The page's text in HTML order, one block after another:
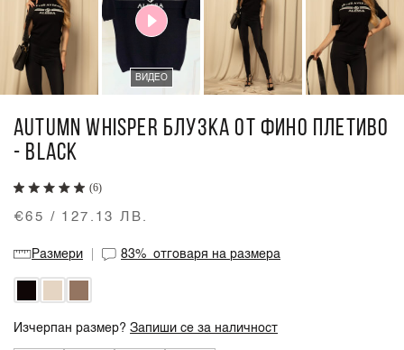
ВИДЕО
AUTUMN WHISPER БЛУЗКА ОТ ФИНО ПЛЕТИВО
- BLACK
(6)
€65 / 127.13 ЛВ.
Размери 83%отговаря на размера
Изчерпан размер?Запиши се за наличност